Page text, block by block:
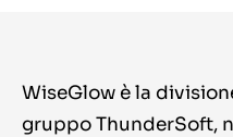
WiseGlow è la
gruppo ThunderSoft,